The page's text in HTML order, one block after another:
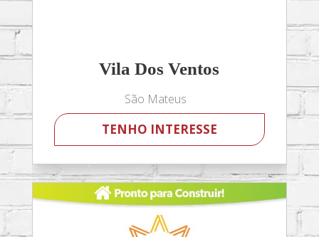
Vila Dos Ventos
São Mateus
TENHO INTERESSE